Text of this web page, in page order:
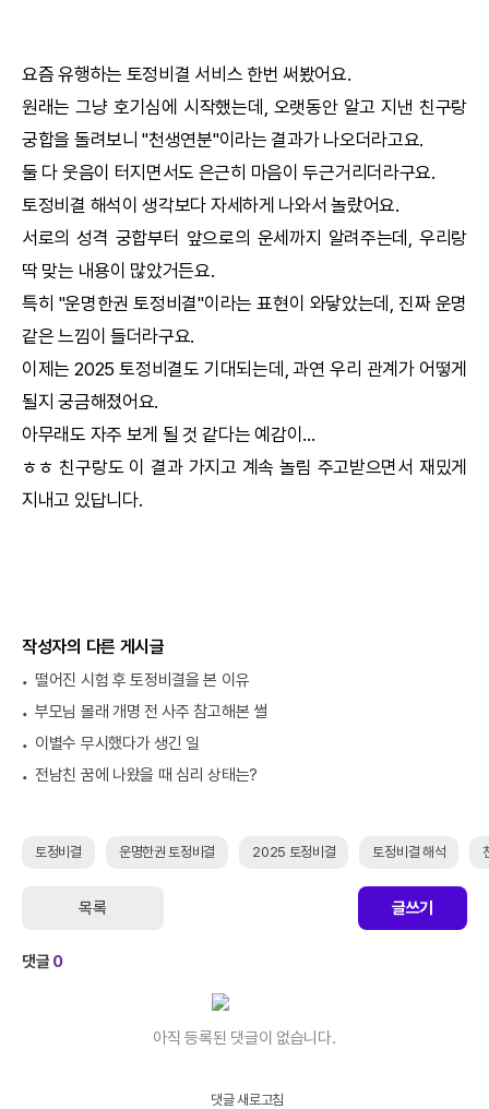
문의사항
요즘 유행하는 토정비결 서비스 한번 써봤어요.
원래는 그냥 호기심에 시작했는데, 오랫동안 알고 지낸 친구랑
궁합을 돌려보니 "천생연분"이라는 결과가 나오더라고요.
둘 다 웃음이 터지면서도 은근히 마음이 두근거리더라구요.
토정비결 해석이 생각보다 자세하게 나와서 놀랐어요.
서로의 성격 궁합부터 앞으로의 운세까지 알려주는데, 우리랑
딱 맞는 내용이 많았거든요.
특히 "운명한권 토정비결"이라는 표현이 와닿았는데, 진짜 운명
같은 느낌이 들더라구요.
이제는 2025토정비결도 기대되는데, 과연 우리 관계가 어떻게
될지 궁금해졌어요.
아무래도 자주 보게 될 것 같다는 예감이...
ㅎㅎ 친구랑도 이 결과 가지고 계속 놀림 주고받으면서 재밌게
지내고 있답니다.
작성자의 다른 게시글
떨어진 시험 후 토정비결을 본 이유
부모님 몰래 개명 전 사주 참고해본 썰
이별수 무시했다가 생긴 일
전남친 꿈에 나왔을 때 심리 상태는?
토정비결 운명한권 토정비결 2025 토정비결 토정비결 해석
목록 글쓰기
댓글0
아직 등록된 댓글이 없습니다.
댓글 새로고침